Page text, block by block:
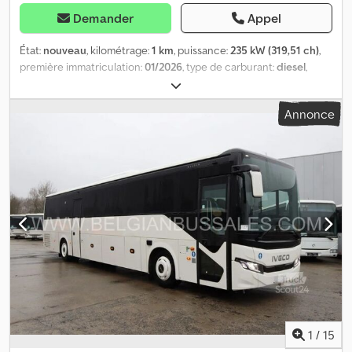
Demander Appel
État: nouveau, kilométrage:1 km, puissance:235 kW (319,51 ch),
première immatriculation:01/2026, type de carburant:diesel,
, type d'engrenage:
d'émission:Euro 6, couleur:autre, freins:retardeur, longueur
, = Autres options et accessoires = Divers - Webasto
Divers - Climatisation = Informations complémentaires = Sinistres :
aucun = Informations sur l'entreprise = Nous sommes une
entreprise internationale basée en Belgique, dans la région de
Bruxelles (+/- 20 km). Belgian Bus Sales est votre partenaire idéal
pour l'achat et la vente de bus d'occasion et dispose d'un vaste
parking servant d'espace d'exposition. Nous avons toujours un
grand nombre de bus de toutes marques, de toutes capacités, de
tous modèles et dans toutes les gammes de prix en stock. Nous
pouvons vous aider à trouver le bus touristique, scolaire ou de
ligne idéal, adapté à vos besoins ou à votre budget. Toutes les
informations sont données sans garantie. Erreurs, ventes
Annonce
1 / 15